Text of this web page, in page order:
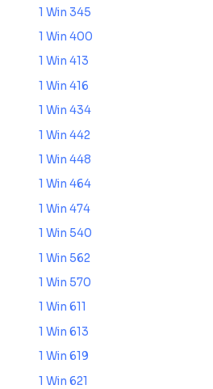
1 Win 345
1 Win 400
1 Win 413
1 Win 416
1 Win 434
1 Win 442
1 Win 448
1 Win 464
1 Win 474
1 Win 540
1 Win 562
1 Win 570
1 Win 611
1 Win 613
1 Win 619
1 Win 621